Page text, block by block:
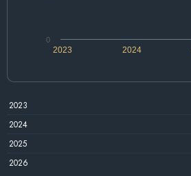
2024
2023
0
2023
2024
2025
2026